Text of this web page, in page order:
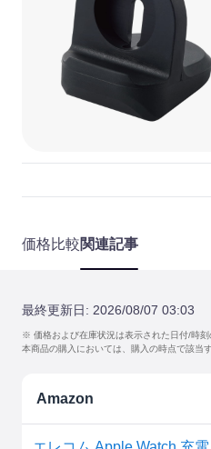
価格比較関連記事
最終更新日: 2026/08/07 03:03
※ 価格および在庫状況は表示された日付/時刻
本商品の購入においては、購入の時点で該当
Amazon